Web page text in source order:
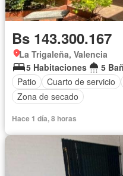
Bs 143.300.167
La Trigaleña, Valencia
5 Habitaciones
5
Patio
Cuarto de servicio
Zona de secado
Hace 1 día, 8 horas